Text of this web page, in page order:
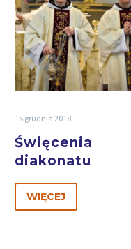
15 grudnia 2018
Święcenia
diakonatu
WIĘCEJ